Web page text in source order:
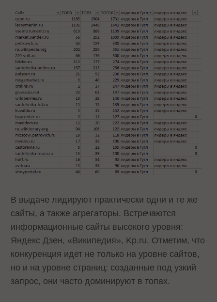
В выдаче лидируют практически одни и те же
сайты, а также агрегаторы. Встречаются
информационные сайты высокого уровня:
Яндекс Дзен, «Википедия», Kp.ru. Отметим, что
конкуренция идет не только на уровне сайтов,
но и на уровне страниц: созданные под узкий
запрос, они часто доминируют в топах.